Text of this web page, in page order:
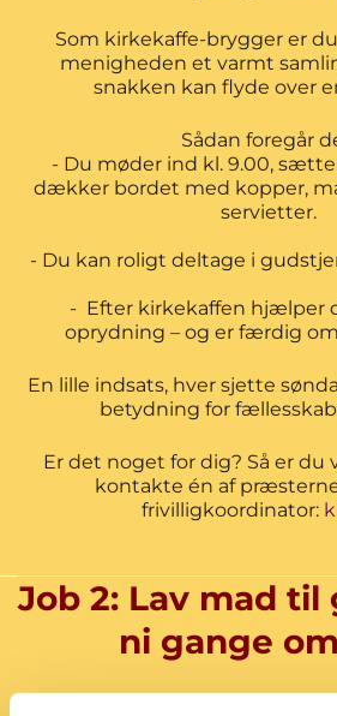
Som kirkekaffe-brygger er
menigheden et varmt
snakken kan flyde over
Sådan foregår
- Du møder ind kl. 9.00,
dækker bordet med kopper,
servietter.
- Du kan roligt deltage i
- Efter kirkekaffen hjælper
oprydning – og er færdig
En lille indsats, hver sjette
betydning for
Er det noget for dig? Så er
kontakte én af
frivilligkoordinator:
Job 2: Lav mad til
ni gange